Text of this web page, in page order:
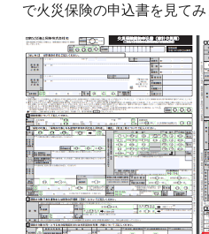
で火災保険の申込書を見てみ